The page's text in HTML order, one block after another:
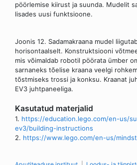
pöörlemise kiirust ja suunda. Mudelit
lisades uusi funktsioone.
Joonis 12. Sadamakraana mudel
horisontaalselt. Konstruktsiooni
mis võimaldab robotil pöörata ümber
sarnaneks tõelise kraana veelgi
tõstmiseks trossi ja konksu. Kraanat
EV3 juhtpaneeliga.
Kasutatud materjalid
1. https://education.lego.com/en-us/
ev3/building-instructions
2. https://www.lego.com/en-us/